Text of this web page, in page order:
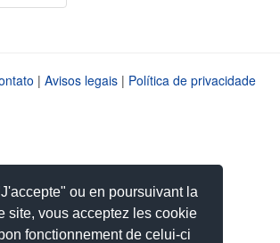
ou en poursuivant la
site, vous acceptez les cookie
fonctionnement de celui-ci
| Avisos legais| Política de privacidade